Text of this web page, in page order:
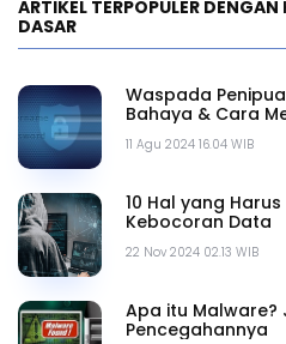
ARTIKEL TERPOPULER
DASAR
11 Agu 2024 16.04 WIB
Waspada
Bahaya & Cara
22 Nov 2024 02.13 WIB
10 Hal yang
Kebocoran Data
Apa itu Malware?
Pencegahannya